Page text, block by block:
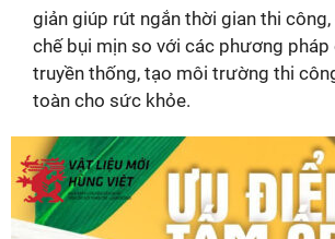
giản giúp rút ngắn thời gian thi
chế bụi mịn so với các phương
truyền thống, tạo môi trường thi
toàn cho sức khỏe.